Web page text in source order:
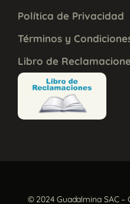
Política de Privacidad
Términos y
Libro de
© 2024 Guadalmina SAC –